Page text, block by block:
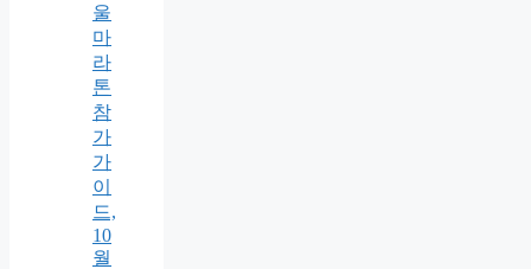
울
마
라
톤
참
가
가
이
드,
10
월